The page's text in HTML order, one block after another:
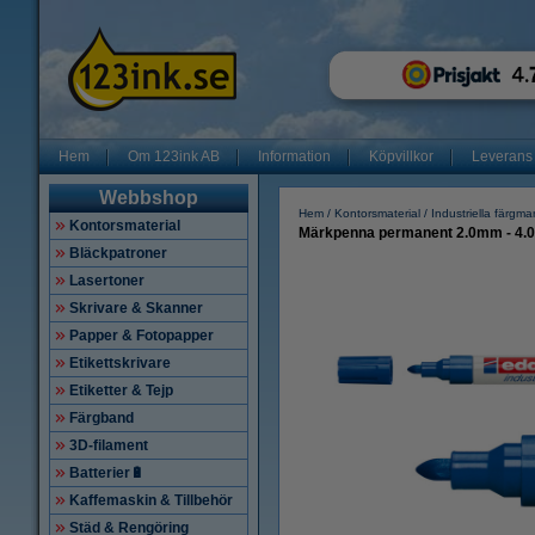
Hem Om 123ink AB Information Köpvillkor Leverans
Webbshop
Kontorsmaterial
Bläckpatroner
Lasertoner
Skrivare & Skanner
Papper & Fotopapper
Etikettskrivare
Etiketter & Tejp
Färgband
3D-filament
Batterier🔋
Kaffemaskin & Tillbehör
Städ & Rengöring
Hem Kontorsmaterial Industriella
Märkpenna permanent 2.0mm -